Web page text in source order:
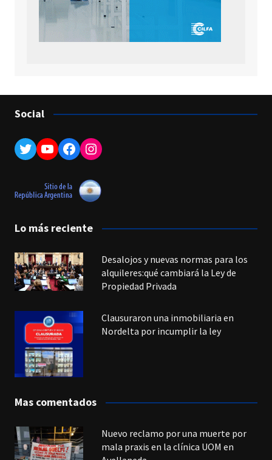
Social
Twitter
YouTube
Facebook
Instagram
Lo más reciente
Desalojos y nuevas normas para los
alquileres:qué cambiará la Ley de
Propiedad Privada
Clausuraron una inmobiliaria en
Nordelta por incumplir la ley
Mas comentados
Nuevo reclamo por una muerte por
mala praxis en la clínica UOM en